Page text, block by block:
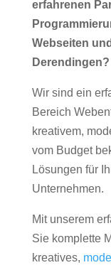
erfahrenen
Webseiten
Derendingen?
Wir sind ein
Bereich
kreativem,
vom Budget
Lösungen für
Unternehmen.
Mit unserem
Sie komplette
kreatives,